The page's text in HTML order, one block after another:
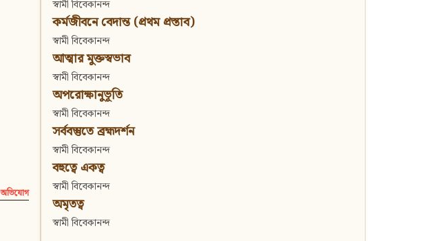
অভিযোগ
স্বামী বিবেকানন্দ
কর্মজীবনে বেদান্ত (প্রথম প্রস্তাব)
স্বামী বিবেকানন্দ
আত্মার মুক্তস্বভাব
স্বামী বিবেকানন্দ
অপরোক্ষানুভূতি
স্বামী বিবেকানন্দ
সর্ববস্তুতে ব্রহ্মদর্শন
স্বামী বিবেকানন্দ
বহুত্বে একত্ব
স্বামী বিবেকানন্দ
অমৃতত্ব
স্বামী বিবেকানন্দ